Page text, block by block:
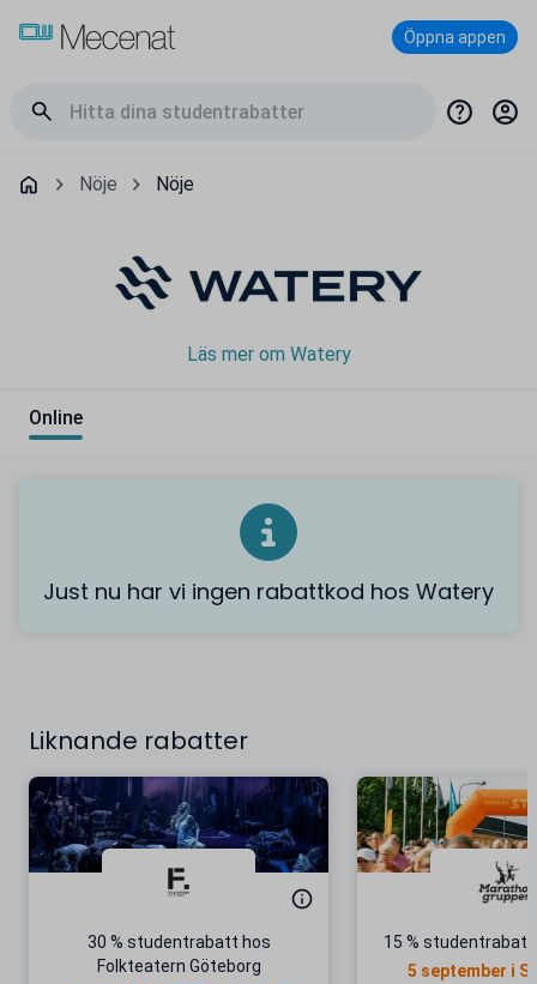
Öppna appen
Nöje Nöje
Läs mer om Watery
Online
Just nu har vi ingen rabattkod hos Watery
Liknande rabatter
30 % studentrabatt hos
Folkteatern Göteborg
15 % studentrabatt
5 september i